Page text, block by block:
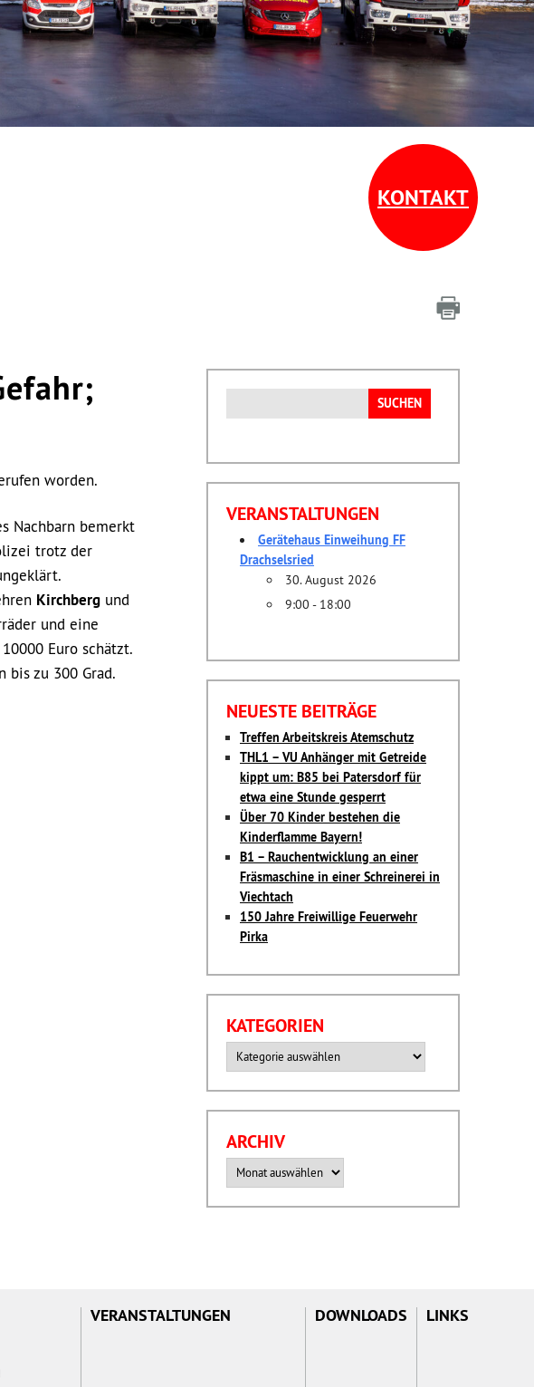
KONTAKT
worden.
Nachbarn bemerkt
trotz der
Kirchberg und
und eine
Euro schätzt.
bis zu 300 Grad.
nach:
VERANSTALTUNGEN
Gerätehaus Einweihung FF
Drachselsried
30. August 2026
9:00 - 18:00
NEUESTE BEITRÄGE
Treffen Arbeitskreis Atemschutz
THL1 – VU Anhänger mit Getreide
kippt um: B85 bei Patersdorf für
etwa eine Stunde gesperrt
Über 70 Kinder bestehen die
Kinderflamme Bayern!
B1 – Rauchentwicklung an einer
Fräsmaschine in einer Schreinerei in
Viechtach
150 Jahre Freiwillige Feuerwehr
Pirka
KATEGORIEN
Kategorien
ARCHIV
Archiv
VERANSTALTUNGEN DOWNLOADS LINKS